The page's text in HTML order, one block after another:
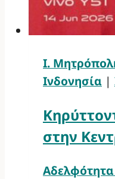
Ι.
Ινδονησία |
στην